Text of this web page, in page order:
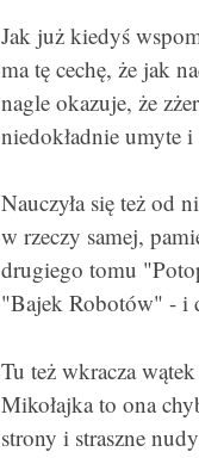
Jak już kiedyś
ma tę cechę, że jak
nagle okazuje, że
niedokładnie umyte
Nauczyła się też od
w rzeczy samej,
drugiego tomu
"Bajek Robotów" - i
Tu też wkracza
Mikołajka to ona
strony i straszne